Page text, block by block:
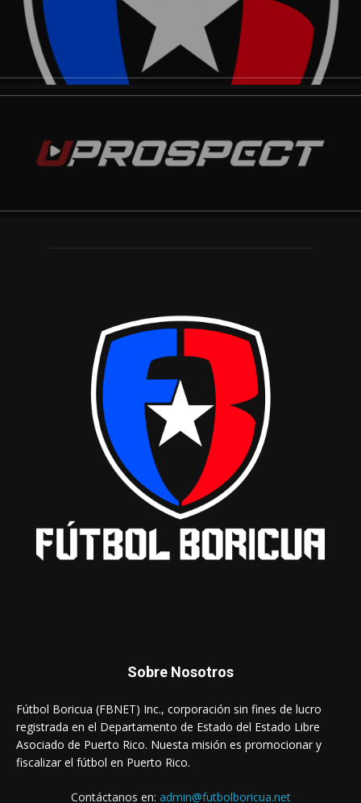
Sobre Nosotros
Fútbol Boricua (FBNET) Inc., corporación sin fines de lucro
registrada en el Departamento de Estado del Estado Libre
Asociado de Puerto Rico. Nuesta misión es promocionar y
fiscalizar el fútbol en Puerto Rico.
Contáctanos en: admin@futbolboricua.net